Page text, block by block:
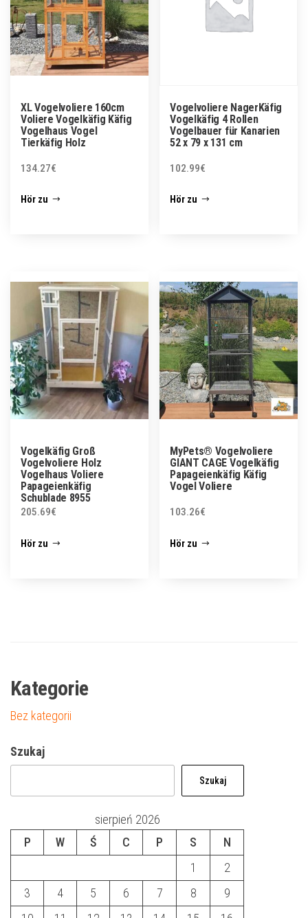
XL Vogelvoliere 160cm
Voliere Vogelkäfig Käfig
Vogelhaus Vogel
Tierkäfig Holz
134.27€
Hör zu
Vogelvoliere NagerKäfig
Vogelkäfig 4 Rollen
Vogelbauer für Kanarien
52 x 79 x 131 cm
102.99€
Hör zu
Vogelkäfig Groß
Vogelvoliere Holz
Vogelhaus Voliere
Papageienkäfig
Schublade 8955
205.69€
Hör zu
MyPets® Vogelvoliere
GIANT CAGE Vogelkäfig
Papageienkäfig Käfig
Vogel Voliere
103.26€
Hör zu
Kategorie
Bez kategorii
Szukaj
Szukaj
sierpień 2026
P
W Ś C P S
N
1
2
3
4 5 6 7 8
9